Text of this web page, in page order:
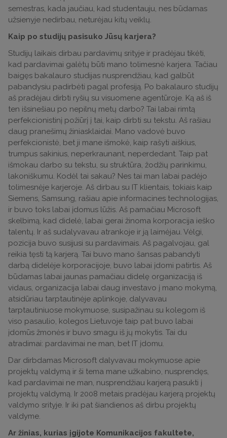
semestras, kada jaučiau, kad studentauju, nes būdamas
užsienyje nedirbau, neturėjau kitų veiklų.
Kaip po studijų pasisuko Jūsų karjera?
Studijų laikais dirbau pardavimų srityje ir pradėjau tikėti,
kad pardavimai galėtų būti mano tolimesnė karjera. Tačiau
baigęs bakalauro studijas nusprendžiau, kad galbūt
pabandysiu padirbėti pagal profesiją. Po bakalauro studijų
aš pradėjau dirbti ryšių su visuomene agentūroje. Ką aš iš
ten išsinešiau po nepilnų metų darbo? Tai labai rimtą
perfekcionistinį požiūrį į tai, kaip dirbti su tekstu. Aš rašiau
daug pranešimų žiniasklaidai. Mano vadovė buvo
perfekcionistė, bet ji mane išmokė, kaip rašyti aiškius,
trumpus sakinius, neperkraunant, neperdedant. Taip pat
išmokau darbo su tekstu, su struktūra, žodžių parinkimu,
lakoniškumu. Kodėl tai sakau? Nes tai man labai padėjo
tolimesnėje karjeroje. Aš dirbau su IT klientais, tokiais kaip
Siemens, Samsung, rašiau apie informacines technologijas,
ir buvo toks labai įdomus lūžis. Aš pamačiau Microsoft
skelbimą, kad didelė, labai gerai žinoma korporacija ieško
talentų. Ir aš sudalyvavau atrankoje ir ją laimėjau. Vėlgi,
pozicija buvo susijusi su pardavimais. Aš pagalvojau, gal
reikia tęsti tą karjerą. Tai buvo mano šansas pabandyti
darbą didelėje korporacijoje, buvo labai įdomi patirtis. Aš
būdamas labai jaunas pamačiau didelę organizaciją iš
vidaus, organizacija labai daug investavo į mano mokymą,
atsidūriau tarptautinėje aplinkoje, dalyvavau
tarptautiniuose mokymuose, susipažinau su kolegom iš
viso pasaulio, kolegos Lietuvoje taip pat buvo labai
įdomūs žmonės ir buvo smagu iš jų mokytis. Tai du
atradimai: pardavimai ne man, bet IT įdomu.
Dar dirbdamas Microsoft dalyvavau mokymuose apie
projektų valdymą ir ši tema mane užkabino, nusprendęs,
kad pardavimai ne man, nusprendžiau karjerą pasukti į
projektų valdymą. Ir 2008 metais pradėjau karjerą projektų
valdymo srityje. Ir iki pat šiandienos aš dirbu projektų
valdyme.
Ar žinias, kurias įgijote Komunikacijos fakultete,